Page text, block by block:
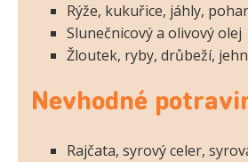
Rýže, kukuřice, jáhly,
Slunečnicový a olivový olej
Žloutek, ryby, drůbeží,
Nevhodné
Rajčata, syrový celer,